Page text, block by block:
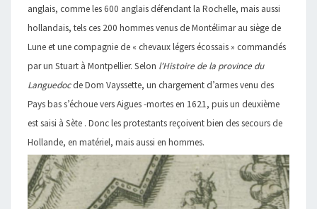
anglais, comme les 600 anglais défendant la Rochelle, mais aussi
hollandais, tels ces 200 hommes venus de Montélimar au siège de
Lune et une compagnie de « chevaux légers écossais » commandés
par un Stuart à Montpellier. Selon l’Histoire de la province du
Languedocde Dom Vayssette, un chargement d’armes venu des
Pays bas s’échoue vers Aigues -mortes en 1621, puis un deuxième
est saisi à Sète . Donc les protestants reçoivent bien des secours de
Hollande, en matériel, mais aussi en hommes.